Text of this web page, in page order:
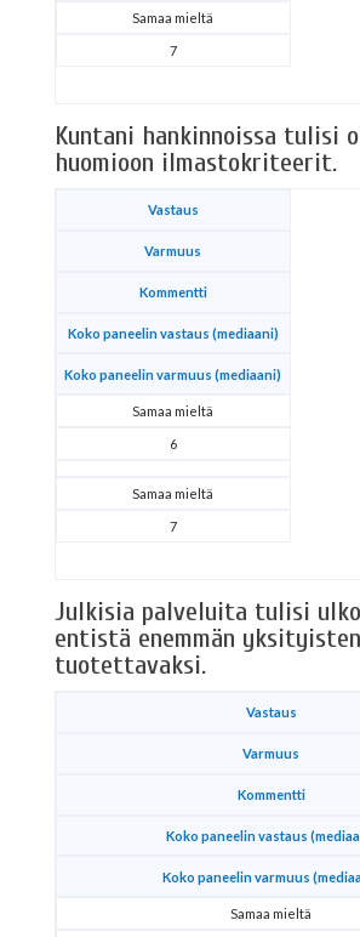
Samaa mieltä
7
Kuntani hankinnoissa tulisi
huomioon ilmastokriteerit.
Vastaus
Varmuus
Kommentti
Koko paneelin vastaus (mediaani)
Koko paneelin varmuus (mediaani)
Samaa mieltä
6
Samaa mieltä
7
Julkisia palveluita tulisi
entistä enemmän
tuotettavaksi.
Vastaus
Varmuus
Kommentti
Koko paneelin vastaus
Koko paneelin varmuus
Samaa mieltä